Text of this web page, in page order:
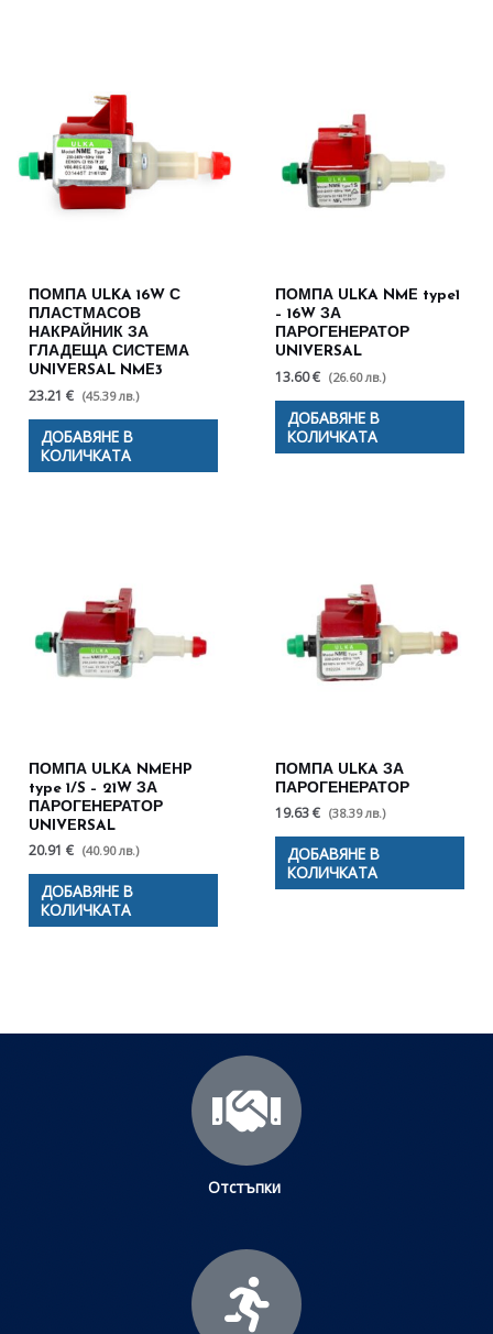
ПОМПА ULKA 16W С
ПЛАСТМАСОВ
НАКРАЙНИК ЗА
ГЛАДЕЩА СИСТЕМА
UNIVERSAL NME3
23.21 € (45.39 лв.)
ДОБАВЯНЕ В
КОЛИЧКАТА
ПОМПА ULKA NME type1
– 16W ЗА
ПАРОГЕНЕРАТОР
UNIVERSAL
13.60 € (26.60 лв.)
ДОБАВЯНЕ В
КОЛИЧКАТА
ПОМПА ULKA NMEHP
type 1/S – 21W ЗА
ПАРОГЕНЕРАТОР
UNIVERSAL
20.91 € (40.90 лв.)
ДОБАВЯНЕ В
КОЛИЧКАТА
ПОМПА ULKA ЗА
ПАРОГЕНЕРАТОР
19.63 € (38.39 лв.)
ДОБАВЯНЕ В
КОЛИЧКАТА
Отстъпки